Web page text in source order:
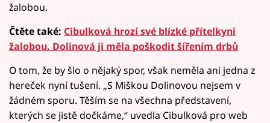
žalobou.
Čtěte také: Cibulková hrozí své blízké přítelkyni
žalobou. Dolinová ji měla poškodit šířením drbů
O tom, že by šlo o nějaký spor, však neměla ani jedna z
hereček nyní tušení. „S Miškou Dolinovou nejsem v
žádném sporu. Těším se na všechna představení,
kterých se jistě dočkáme,“ uvedla Cibulková pro web